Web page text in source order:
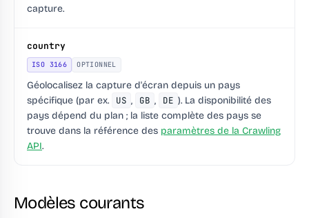
capture.
country
ISO 3166 OPTIONNEL
Géolocalisez la capture d'écran depuis un pays
spécifique (par ex.
US , GB , DE ). La disponibilité des
pays dépend du plan ; la liste complète des pays se
trouve dans la référence des paramètres de la Crawling
API.
Modèles courants